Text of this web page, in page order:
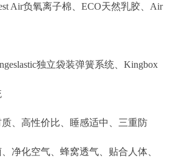
Air负氧离子棉、ECO天然乳胶、Air
独立袋装弹簧系统、Kingbox
、高性价比、睡感适中、三重防
净化空气、蜂窝透气、贴合人体、